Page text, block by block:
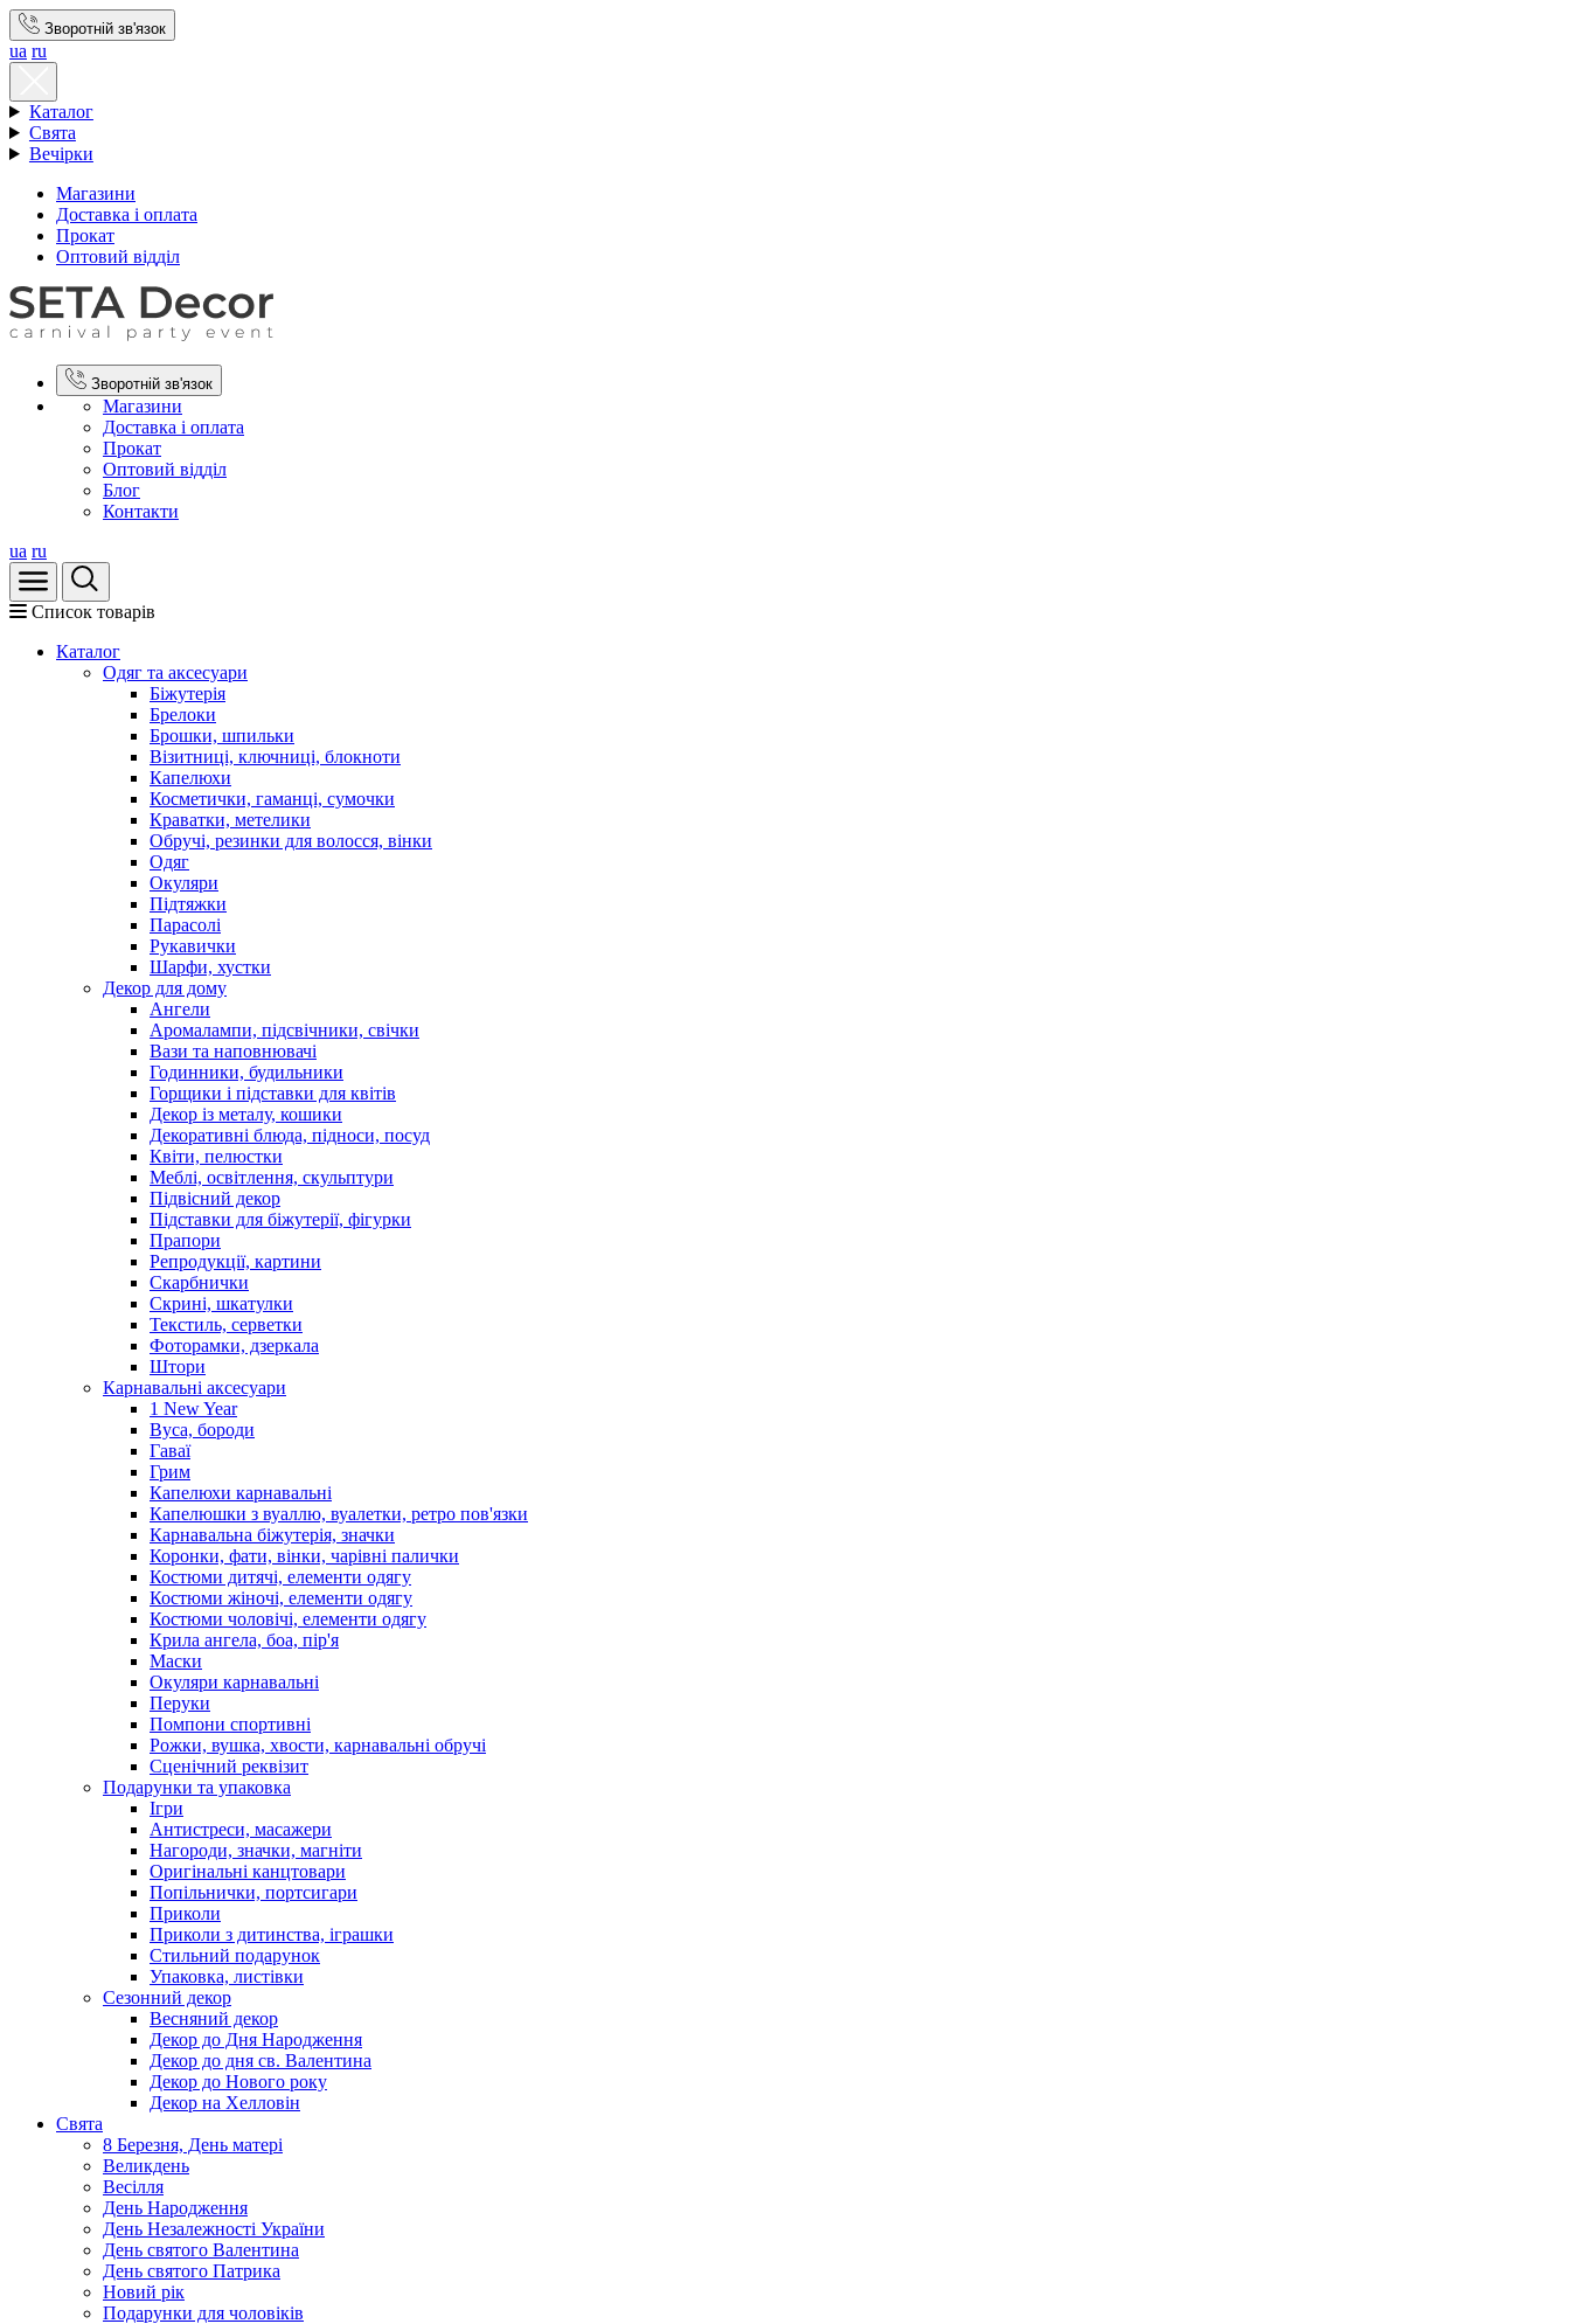
Зворотній зв'язок
ua ru
Каталог
Свята
Вечірки
Магазини
Доставка і оплата
Прокат
Оптовий відділ
Зворотній зв'язок
Магазини
Доставка і оплата
Прокат
Оптовий відділ
Блог
Контакти
ua ru
Список товарів
Каталог
Oдяг та аксесуари
Біжутерія
Брелоки
Брошки, шпильки
Візитниці, ключниці, блокноти
Капелюхи
Косметички, гаманці, сумочки
Краватки, метелики
Обручі, резинки для волосся, вінки
Одяг
Окуляри
Підтяжки
Парасолі
Рукавички
Шарфи, хустки
Декор для дому
Ангели
Аромалампи, підсвічники, свічки
Вази та наповнювачі
Годинники, будильники
Горщики і підставки для квітів
Декор із металу, кошики
Декоративні блюда, підноси, посуд
Квіти, пелюстки
Меблі, освітлення, скульптури
Підвісний декор
Підставки для біжутерії, фігурки
Прапори
Репродукції, картини
Скарбнички
Скрині, шкатулки
Текстиль, серветки
Фоторамки, дзеркала
Штори
Карнавальні аксесуари
1 New Year
Вуса, бороди
Гаваї
Грим
Капелюхи карнавальні
Капелюшки з вуаллю, вуалетки, ретро пов'язки
Карнавальна біжутерія, значки
Коронки, фати, вінки, чарівні палички
Костюми дитячі, елементи одягу
Костюми жіночі, елементи одягу
Костюми чоловічі, елементи одягу
Крила ангела, боа, пір'я
Маски
Окуляри карнавальні
Перуки
Помпони спортивні
Рожки, вушка, хвости, карнавальні обручі
Сценічний реквізит
Подарунки та упаковка
Ігри
Антистреси, масажери
Нагороди, значки, магніти
Оригінальні канцтовари
Попільнички, портсигари
Приколи
Приколи з дитинства, іграшки
Стильний подарунок
Упаковка, листівки
Сезонний декор
Весняний декор
Декор до Дня Народження
Декор до дня св. Валентина
Декор до Нового року
Декор на Хелловін
Свята
8 Березня, День матері
Великдень
Весілля
День Народження
День Незалежності України
День святого Валентина
День святого Патрика
Новий рік
Подарунки для чоловіків